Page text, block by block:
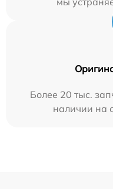
Более 20 тыс.
наличии на